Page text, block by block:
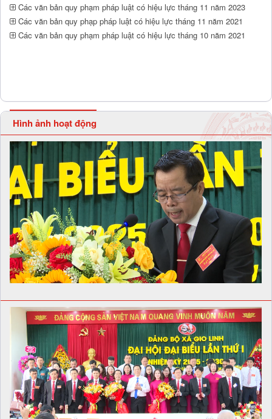
Các văn bản quy phạm pháp luật có hiệu lực tháng 11 năm 2023
Các văn bản quy phạp pháp luật có hiệu lực tháng 11 năm 2021
Các văn bản quy phạm pháp luật có hiệu lực tháng 10 năm 2021
Hình ảnh hoạt động